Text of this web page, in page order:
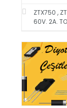
ZTX750 ,
60V. 2A.